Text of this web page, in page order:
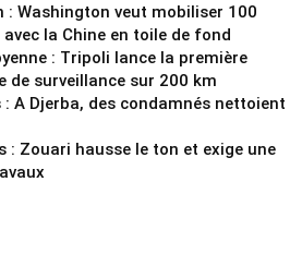
: Washington veut mobiliser 100
la Chine en toile de fond
: Tripoli lance la première
de surveillance sur 200 km
A Djerba, des condamnés nettoient
: Zouari hausse le ton et exige une